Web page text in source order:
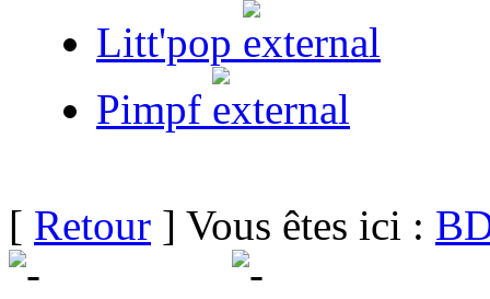
Litt'pop
Pimpf
[ Retour ] Vous êtes ici :